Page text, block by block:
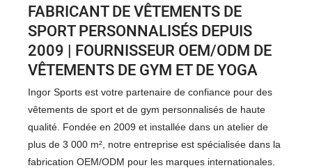
FABRICANT DE VÊTEMENTS DE
SPORT PERSONNALISÉS DEPUIS
2009 | FOURNISSEUR OEM/ODM DE
VÊTEMENTS DE GYM ET DE YOGA
Ingor Sports est votre partenaire de confiance pour des
vêtements de sport et de gym personnalisés de haute
qualité. Fondée en 2009 et installée dans un atelier de
plus de 3 000 m², notre entreprise est spécialisée dans la
fabrication OEM/ODM pour les marques internationales.